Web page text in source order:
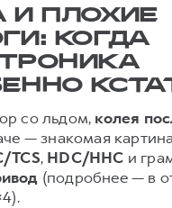
И ПЛОХИЕ
КОГДА
со льдом, колея
— знакомая
TCS, HDC/HHC и
(подробнее — в